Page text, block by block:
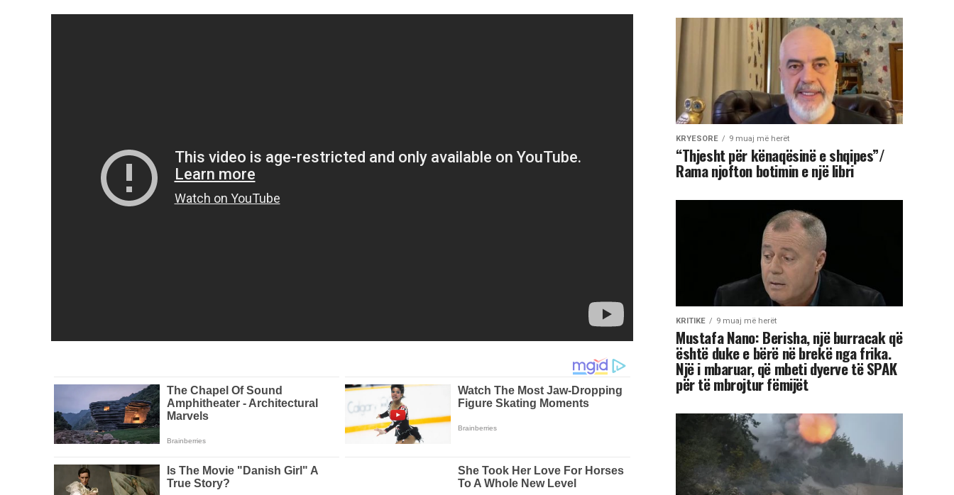
KRYESORE 9 muaj më herët
“Thjesht për kënaqësinë e shqipes”/
Rama njofton botimin e një libri
KRITIKE 9 muaj më herët
Mustafa Nano: Berisha, një burracak që
është duke e bërë në brekë nga frika.
Një i mbaruar, që mbeti dyerve të SPAK
për të mbrojtur fëmijët